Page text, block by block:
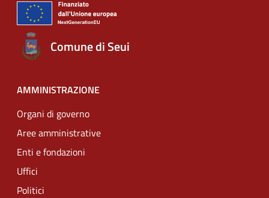
Comune di Seui
AMMINISTRAZIONE
Organi di governo
Aree amministrative
Enti e fondazioni
Uffici
Politici